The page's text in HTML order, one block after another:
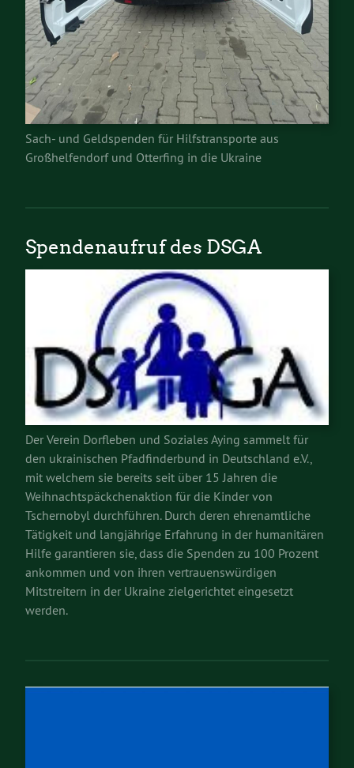
Sach- und Geldspenden für Hilfstransporte aus
Großhelfendorf und Otterfing in die Ukraine
Spendenaufruf des DSGA
Der Verein Dorfleben und Soziales Aying sammelt für
den ukrainischen Pfadfinderbund in Deutschland e.V.,
mit welchem sie bereits seit über 15 Jahren die
Weihnachtspäckchenaktion für die Kinder von
Tschernobyl durchführen. Durch deren ehrenamtliche
Tätigkeit und langjährige Erfahrung in der humanitären
Hilfe garantieren sie, dass die Spenden zu 100 Prozent
ankommen und von ihren vertrauenswürdigen
Mitstreitern in der Ukraine zielgerichtet eingesetzt
werden.